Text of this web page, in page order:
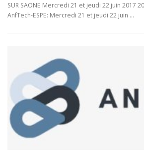
SUR SAONE Mercredi 21 et jeudi 22 juin 2017
AnfTech-ESPE: Mercredi 21 et jeudi 22 juin …